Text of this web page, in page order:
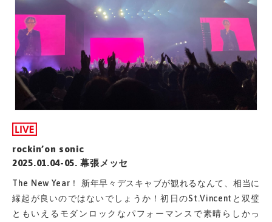
rockin’on sonic
2025.01.04-05. 幕張メッセ
The New Year！ 新年早々デスキャブが観れるなんて、相当に
縁起が良いのではないでしょうか！初日のSt.Vincentと双璧
ともいえるモダンロックなパフォーマンスで素晴らしかっ